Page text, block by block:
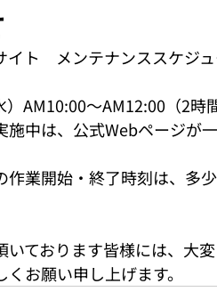
ト　メンテナンススケジ
AM10:00～AM12:00（2時間
施中は、公式Webページが
作業開始・終了時刻は、多
いております皆様には、大
お願い申し上げます。